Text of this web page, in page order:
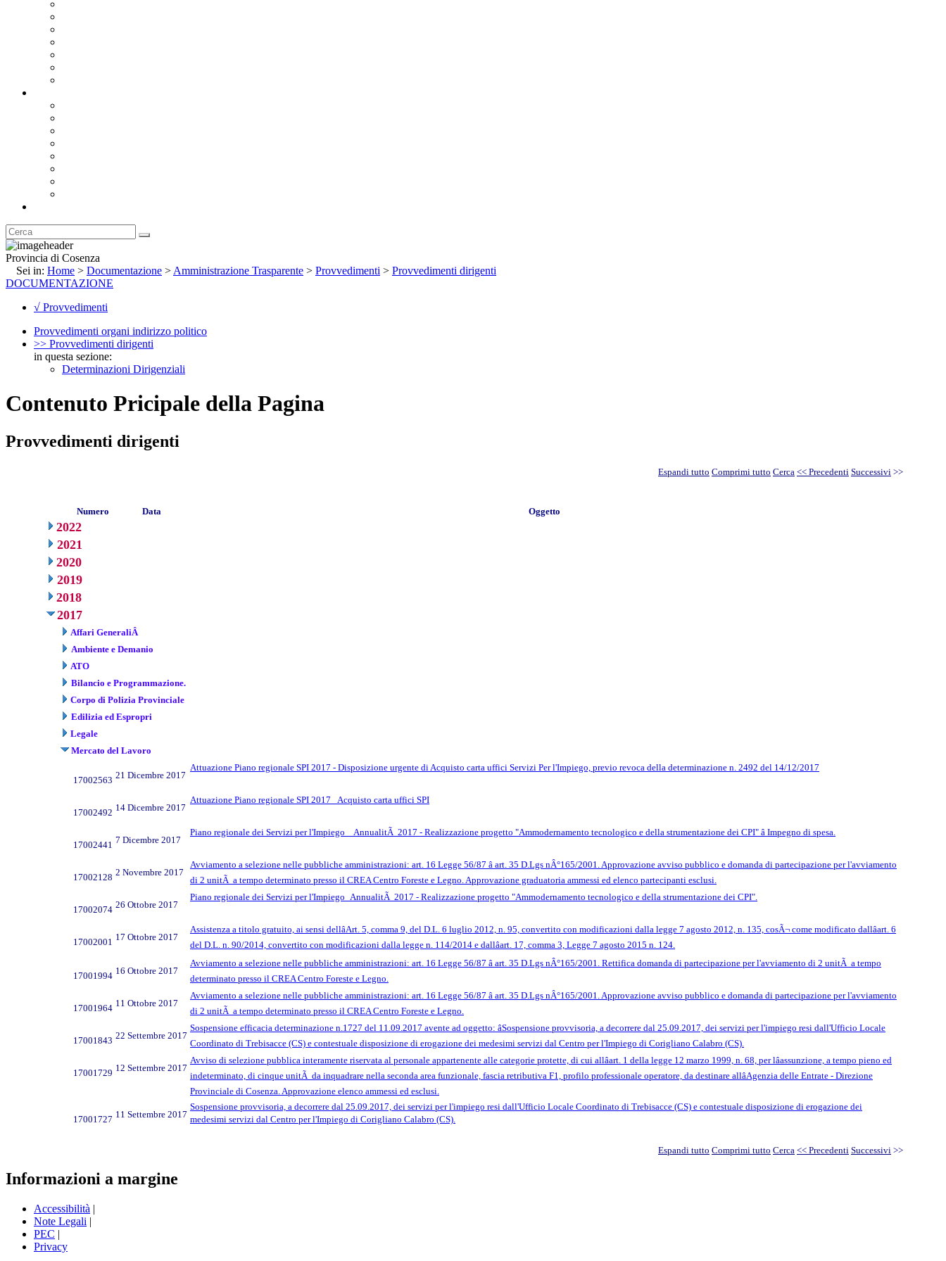
Provincia di Cosenza
Sei in: Home > Documentazione > Amministrazione Trasparente > Provvedimenti > Provvedimenti dirigenti
DOCUMENTAZIONE
√ Provvedimenti
Provvedimenti organi indirizzo politico
>> Provvedimenti dirigenti
in questa sezione:
Determinazioni Dirigenziali
Contenuto Pricipale della Pagina
Provvedimenti dirigenti
Espandi tutto Comprimi tutto Cerca << Precedenti Successivi >>
Numero Data Oggetto
2022
2021
2020
2019
2018
2017
Affari GeneraliÂ
Ambiente e Demanio
ATO
Bilancio e Programmazione.
Corpo di Polizia Provinciale
Edilizia ed Espropri
Legale
Mercato del Lavoro
17002563 21 Dicembre 2017
Attuazione Piano regionale SPI 2017 - Disposizione urgente di Acquisto carta uffici Servizi Per l'Impiego, previo revoca della determinazione n. 2492 del 14/12/2017
17002492 14 Dicembre 2017
Attuazione Piano regionale SPI 2017_ Acquisto carta uffici SPI
17002441 7 Dicembre 2017
Piano regionale dei Servizi per l'Impiego _ AnnualitÃ 2017 - Realizzazione progetto "Ammodernamento tecnologico e della strumentazione dei CPI" â Impegno di spesa.
17002128 2 Novembre 2017
Avviamento a selezione nelle pubbliche amministrazioni: art. 16 Legge 56/87 â art. 35 D.Lgs nÂ°165/2001. Approvazione avviso pubblico e domanda di partecipazione per l'avviamento
di 2 unitÃ a tempo determinato presso il CREA Centro Foreste e Legno. Approvazione graduatoria ammessi ed elenco partecipanti esclusi.
17002074 26 Ottobre 2017
Piano regionale dei Servizi per l'Impiego_AnnualitÃ 2017 - Realizzazione progetto "Ammodernamento tecnologico e della strumentazione dei CPI".
17002001 17 Ottobre 2017
Assistenza a titolo gratuito, ai sensi dellâArt. 5, comma 9, del D.L. 6 luglio 2012, n. 95, convertito con modificazioni dalla legge 7 agosto 2012, n. 135, cosÃ¬ come modificato dallâart. 6
del D.L. n. 90/2014, convertito con modificazioni dalla legge n. 114/2014 e dallâart. 17, comma 3, Legge 7 agosto 2015 n. 124.
17001994 16 Ottobre 2017
Avviamento a selezione nelle pubbliche amministrazioni: art. 16 Legge 56/87 â art. 35 D.Lgs nÂ°165/2001. Rettifica domanda di partecipazione per l'avviamento di 2 unitÃ a tempo
determinato presso il CREA Centro Foreste e Legno.
17001964 11 Ottobre 2017
Avviamento a selezione nelle pubbliche amministrazioni: art. 16 Legge 56/87 â art. 35 D.Lgs nÂ°165/2001. Approvazione avviso pubblico e domanda di partecipazione per l'avviamento
di 2 unitÃ a tempo determinato presso il CREA Centro Foreste e Legno.
17001843 22 Settembre 2017
Sospensione efficacia determinazione n.1727 del 11.09.2017 avente ad oggetto: âSospensione provvisoria, a decorrere dal 25.09.2017, dei servizi per l'impiego resi dall'Ufficio Locale
Coordinato di Trebisacce (CS) e contestuale disposizione di erogazione dei medesimi servizi dal Centro per l'Impiego di Corigliano Calabro (CS).
17001729 12 Settembre 2017
Avviso di selezione pubblica interamente riservata al personale appartenente alle categorie protette, di cui allâart. 1 della legge 12 marzo 1999, n. 68, per lâassunzione, a tempo pieno ed
indeterminato, di cinque unitÃ da inquadrare nella seconda area funzionale, fascia retributiva F1, profilo professionale operatore, da destinare allâAgenzia delle Entrate - Direzione
Provinciale di Cosenza. Approvazione elenco ammessi ed esclusi.
17001727 11 Settembre 2017
Sospensione provvisoria, a decorrere dal 25.09.2017, dei servizi per l'impiego resi dall'Ufficio Locale Coordinato di Trebisacce (CS) e contestuale disposizione di erogazione dei
medesimi servizi dal Centro per l'Impiego di Corigliano Calabro (CS).
Espandi tutto Comprimi tutto Cerca << Precedenti Successivi >>
Informazioni a margine
Accessibilità |
Note Legali |
PEC |
Privacy